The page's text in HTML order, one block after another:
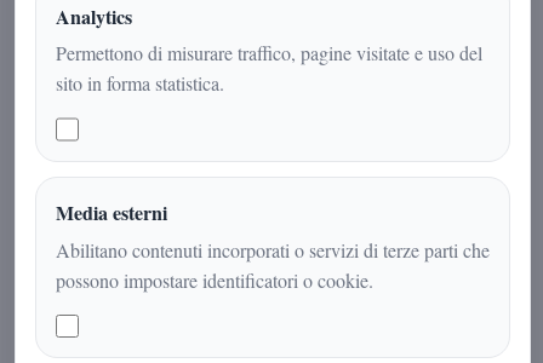
Dietro il silenzio di un grande
osservatore, si nasconde un
professionista rispettato per
preparazione, lucidità, analizza e
colpisce con la forza della cultura,
della competenza e della preparazione
giuridica. Arnaldo Gadola continua a
imporsi come una delle figure più
poliedriche e combattive del
panorama culturale italiano
Analytics
Permettono di misurare traffico, pagine visitate e uso del
sito in forma statistica.
Media esterni
Abilitano contenuti incorporati o servizi di terze parti che
possono impostare identificatori o cookie.